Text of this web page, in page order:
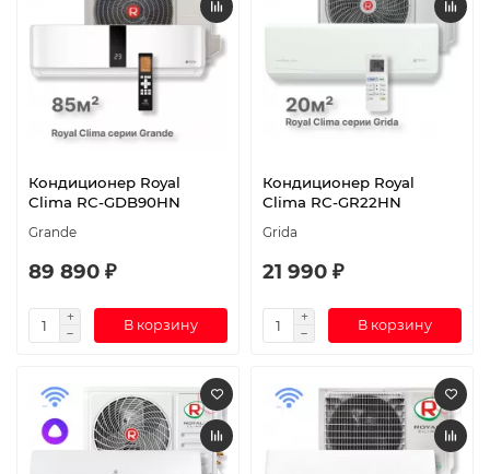
Кондиционер Royal
Clima RC-GDB90HN
Grande
89 890 ₽
В корзину
Кондиционер Royal
Clima RC-GR22HN
Grida
21 990 ₽
В корзину